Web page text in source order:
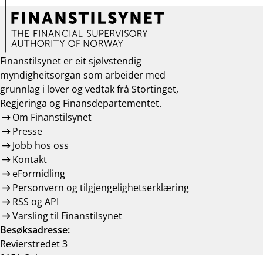
Finanstilsynet er eit sjølvstendig
myndigheitsorgan som arbeider med
grunnlag i lover og vedtak frå Stortinget,
Regjeringa og Finansdepartementet.
Om Finanstilsynet
Presse
Jobb hos oss
Kontakt
eFormidling
Personvern og tilgjengelighetserklæring
RSS og API
Varsling til Finanstilsynet
Besøksadresse:
Revierstredet 3